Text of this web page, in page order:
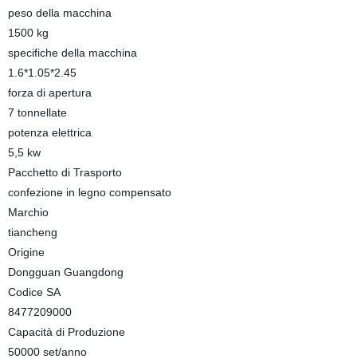
peso della macchina
1500 kg
specifiche della macchina
1.6*1.05*2.45
forza di apertura
7 tonnellate
potenza elettrica
5,5 kw
Pacchetto di Trasporto
confezione in legno compensato
Marchio
tiancheng
Origine
Dongguan Guangdong
Codice SA
8477209000
Capacità di Produzione
50000 set/anno